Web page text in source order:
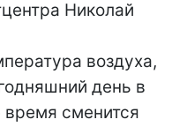
Николай
воздуха,
день в
сменится